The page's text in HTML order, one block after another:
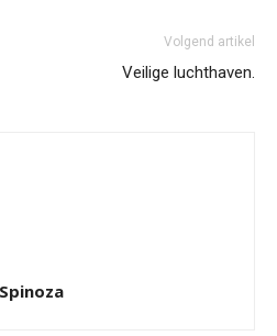
Volgend artikel
Veilige luchthaven.
Spinoza